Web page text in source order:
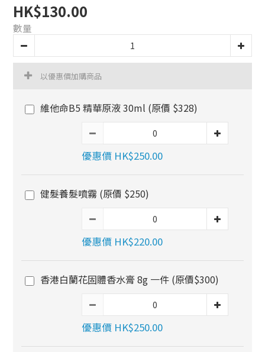
HK$130.00
數量
以優惠價加購商品
維他命B5 精華原液 30ml (原價 $328)
優惠價 HK$250.00
健髮養髮噴霧 (原價 $250)
優惠價 HK$220.00
香港白蘭花固體香水膏 8g 一件 (原價$300)
優惠價 HK$250.00